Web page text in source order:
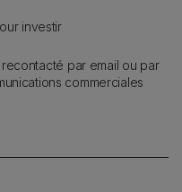
investir
par email ou par
commerciales